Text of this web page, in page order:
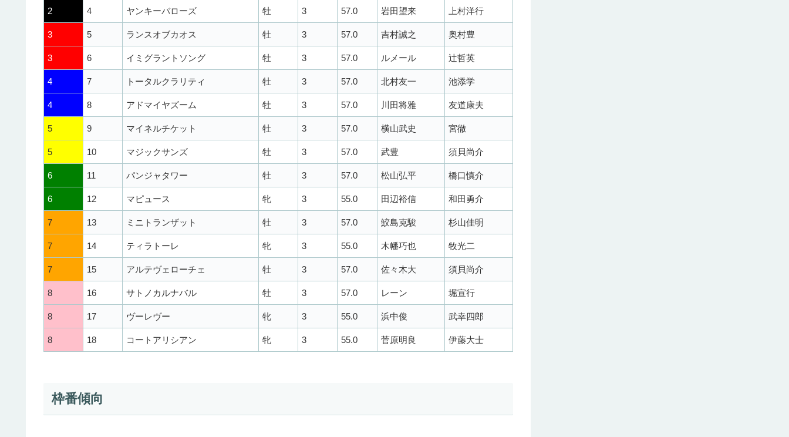
2 4 ヤンキーバローズ 牡 3 57.0 岩田望来 上村洋行
3 5 ランスオブカオス 牡 3 57.0 吉村誠之 奥村豊
3 6 イミグラントソング 牡 3 57.0 ルメール 辻哲英
4 7 トータルクラリティ 牡 3 57.0 北村友一 池添学
4 8 アドマイヤズーム 牡 3 57.0 川田将雅 友道康夫
5 9 マイネルチケット 牡 3 57.0 横山武史 宮徹
5 10 マジックサンズ 牡 3 57.0 武豊 須貝尚介
6 11 パンジャタワー 牡 3 57.0 松山弘平 橋口慎介
6 12 マピュース 牝 3 55.0 田辺裕信 和田勇介
7 13 ミニトランザット 牡 3 57.0 鮫島克駿 杉山佳明
7 14 ティラトーレ 牝 3 55.0 木幡巧也 牧光二
7 15 アルテヴェローチェ 牡 3 57.0 佐々木大 須貝尚介
8 16 サトノカルナバル 牡 3 57.0 レーン 堀宣行
8 17 ヴーレヴー 牝 3 55.0 浜中俊 武幸四郎
8 18 コートアリシアン 牝 3 55.0 菅原明良 伊藤大士
枠番傾向